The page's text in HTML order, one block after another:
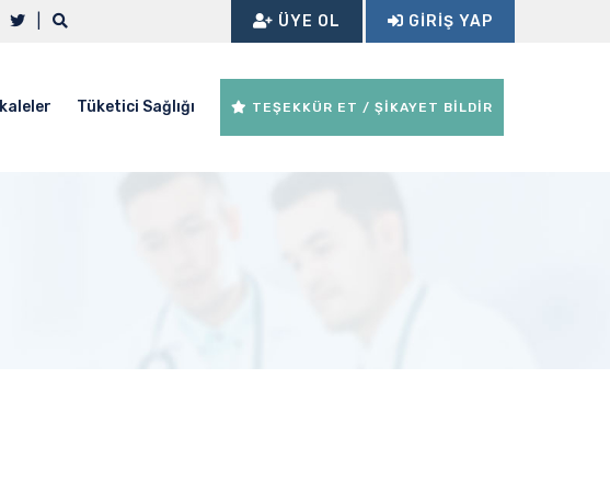
ÜYE OL GIRIŞ YAP
Tüketici Sağlığı TEŞEKKÜR ET / ŞİKAYET BİLDİR